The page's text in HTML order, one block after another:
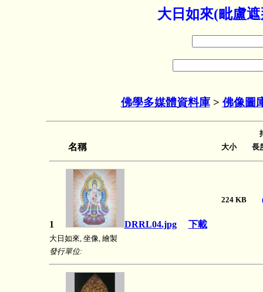
大日如來(毗盧
佛學多媒體資料庫> 佛像圖
名稱 大小 長
1 DRRL04.jpg 下載
224 KB
大日如來, 坐像, 繪製
發行單位: